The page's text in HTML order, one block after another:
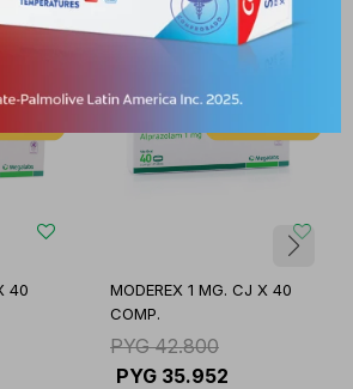
40
MODEREX 1 MG. CJ X 40
COMP.
PYG 42.800
PYG 35.952